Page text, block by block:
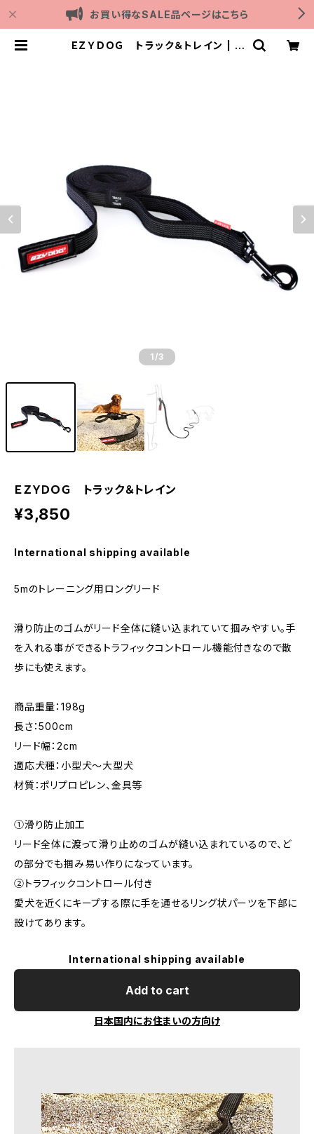
お買い得なSALE品ページはこちら
ＥＺＹＤＯＧ トラック＆トレイン | O
1 /3
ＥＺＹＤＯＧ トラック＆トレイン
¥3,850
International shipping available
5mのトレーニング用ロングリード
滑り防止のゴムがリード全体に縫い込まれていて掴みやすい。手
を入れる事ができるトラフィックコントロール機能付きなので散
歩にも使えます。
商品重量：198g
長さ：500cm
リード幅：2cm
適応犬種：小型犬～大型犬
材質：ポリプロピレン、金具等
①滑り防止加工
リード全体に渡って滑り止めのゴムが縫い込まれているので、ど
の部分でも掴み易い作りになっています。
②トラフィックコントロール付き
愛犬を近くにキープする際に手を通せるリング状パーツを下部に
設けてあります。
International shipping available
Add to cart
日本国内にお住まいの方向け